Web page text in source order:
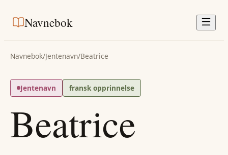
Navnebok
Navnebok/Jentenavn/Beatrice
Jentenavn fransk opprinnelse
Beatrice